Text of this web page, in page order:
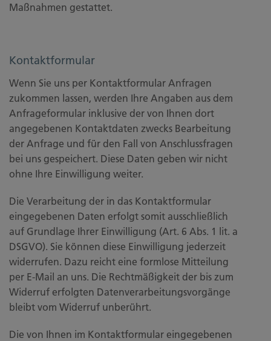
Maßnahmen gestattet.
Kontaktformular
Wenn Sie uns per Kontaktformular Anfragen
zukommen lassen, werden Ihre Angaben aus dem
Anfrageformular inklusive der von Ihnen dort
angegebenen Kontaktdaten zwecks Bearbeitung
der Anfrage und für den Fall von Anschlussfragen
bei uns gespeichert. Diese Daten geben wir nicht
ohne Ihre Einwilligung weiter.
Die Verarbeitung der in das Kontaktformular
eingegebenen Daten erfolgt somit ausschließlich
auf Grundlage Ihrer Einwilligung (Art. 6 Abs. 1 lit. a
DSGVO). Sie können diese Einwilligung jederzeit
widerrufen. Dazu reicht eine formlose Mitteilung
per E-Mail an uns. Die Rechtmäßigkeit der bis zum
Widerruf erfolgten Datenverarbeitungsvorgänge
bleibt vom Widerruf unberührt.
Die von Ihnen im Kontaktformular eingegebenen